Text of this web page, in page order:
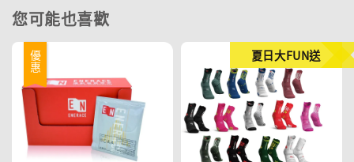
您可能也喜歡
優惠 夏日大FUN送